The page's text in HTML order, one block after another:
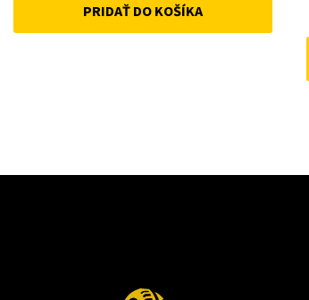
was: is:
PRIDAŤ DO KOŠÍKA